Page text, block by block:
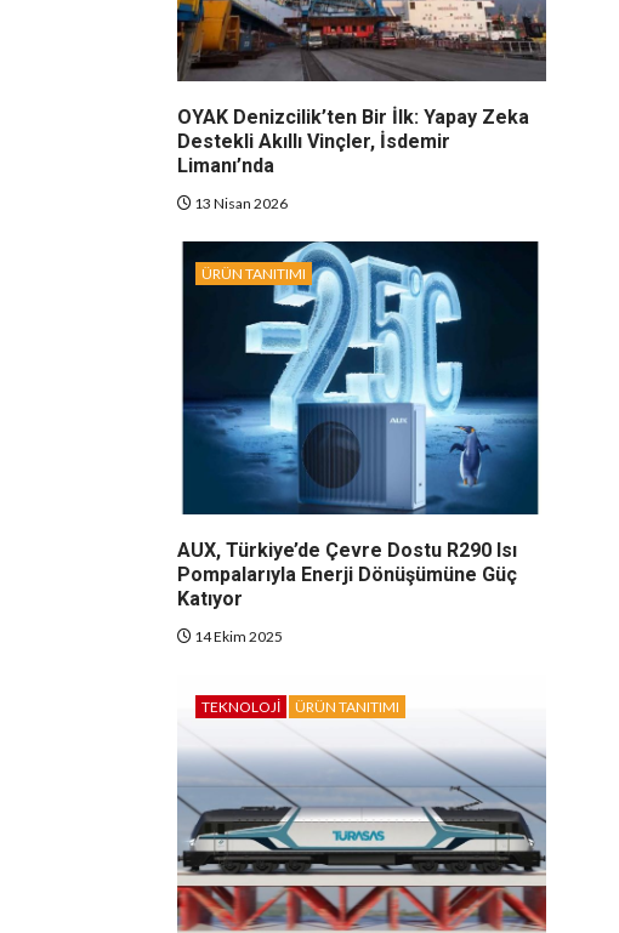
OYAK Denizcilik’ten Bir İlk: Yapay Zeka
Destekli Akıllı Vinçler, İsdemir
Limanı’nda
13 Nisan 2026
ÜRÜN TANITIMI
AUX, Türkiye’de Çevre Dostu R290 Isı
Pompalarıyla Enerji Dönüşümüne Güç
Katıyor
14 Ekim 2025
TEKNOLOJI ÜRÜN TANITIMI